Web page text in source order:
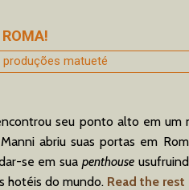
produções matueté
seu ponto alto em um
abriu suas portas em
se em suapenthouse
hotéis do mundo. Read the